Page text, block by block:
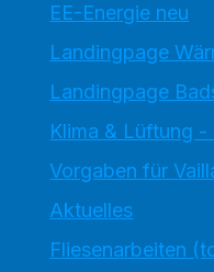
EE-Energie neu
Landingpage
Landingpage
Klima & Lüftung -
Vorgaben für
Aktuelles
Fliesenarbeiten